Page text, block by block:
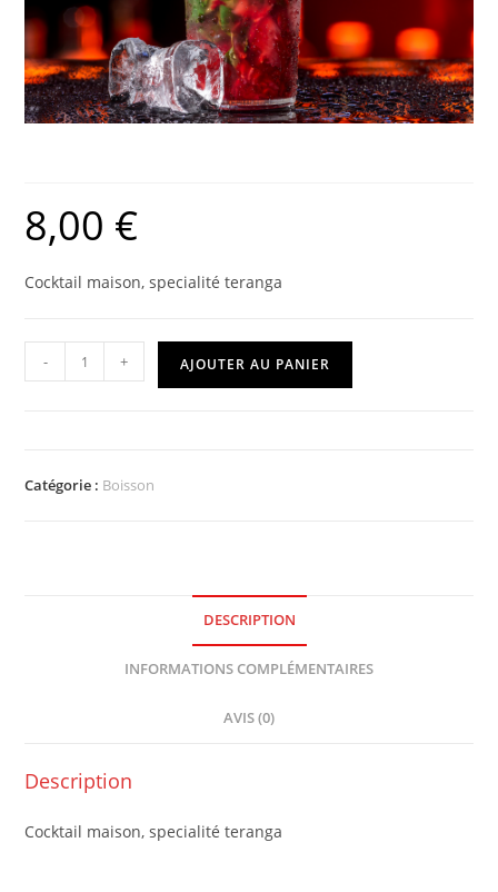
8,00 €
Cocktail maison, specialité teranga
- + AJOUTER AU PANIER
Catégorie : Boisson
DESCRIPTION
INFORMATIONS COMPLÉMENTAIRES
AVIS (0)
Description
Cocktail maison, specialité teranga